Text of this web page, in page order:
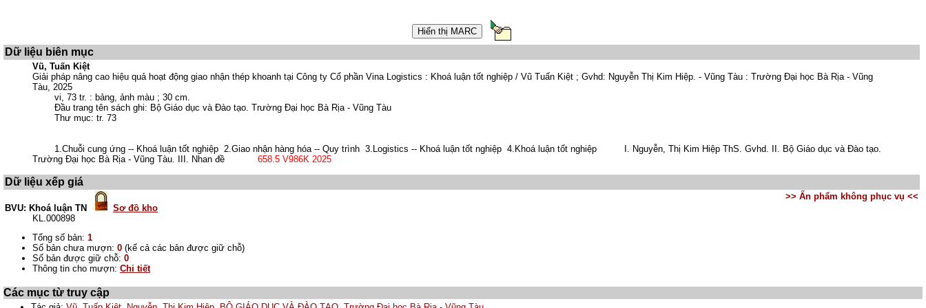
Dữ liệu biên mục
Vũ, Tuấn Kiệt
Giải pháp nâng cao hiệu quả hoạt động giao nhận thép khoanh tại Công ty Cổ phần Vina Logistics : Khoá luận tốt nghiệp / Vũ Tuấn Kiệt ; Gvhd: Nguyễn Thị Kim Hiệp. - Vũng Tàu : Trường Đại học Bà Rịa - Vũng
Tàu, 2025
vi, 73 tr. : bảng, ảnh màu ; 30 cm.
Đầu trang tên sách ghi: Bộ Giáo dục và Đào tạo. Trường Đại học Bà Rịa - Vũng Tàu
Thư mục: tr. 73
1.Chuỗi cung ứng -- Khoá luận tốt nghiệp 2.Giao nhận hàng hóa -- Quy trình 3.Logistics -- Khoá luận tốt nghiệp 4.Khoá luận tốt nghiệp I. Nguyễn, Thị Kim Hiệp ThS. Gvhd. II. Bộ Giáo dục và Đào tạo.
Trường Đại học Bà Rịa - Vũng Tàu. III. Nhan đề 658.5 V986K 2025
Dữ liệu xếp giá
BVU: Khoá luận TN
Sơ đồ kho
KL.000898
Tổng số bản: 1
Số bản chưa mượn: 0 (kể cả các bản được giữ chỗ)
Số bản được giữ chỗ: 0
Thông tin cho mượn: Chi tiết
>> Ấn phẩm không phục vụ <<
Các mục từ truy cập